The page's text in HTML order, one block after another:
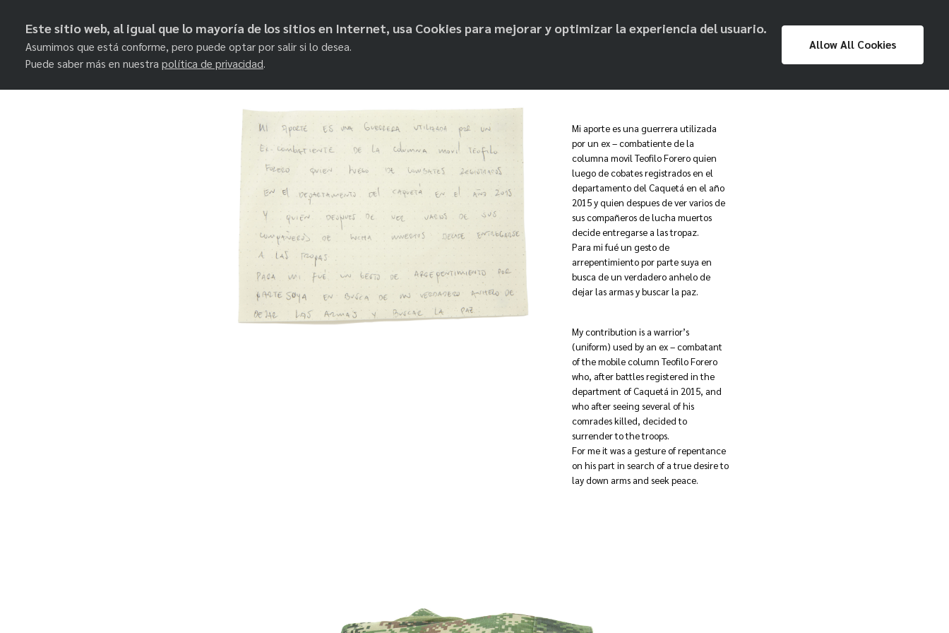
objetos de paz Proyecto Prensa
Exposiciones
Museo Nacional
Mi aporte es una guerrera utilizada
por un ex – combatiente de la
columna movil Teofilo Forero quien
luego de cobates registrados en el
departamento del Caquetá en el año
2015 y quien despues de ver varios de
sus compañeros de lucha muertos
decide entregarse a las tropaz.
Para mi fué un gesto de
arrepentimiento por parte suya en
busca de un verdadero anhelo de
dejar las armas y buscar la paz.
My contribution is a warrior’s
(uniform) used by an ex – combatant
of the mobile column Teofilo Forero
who, after battles registered in the
department of Caquetá in 2015, and
who after seeing several of his
comrades killed, decided to
surrender to the troops.
For me it was a gesture of repentance
on his part in search of a true desire to
lay down arms and seek peace.
Este sitio web, al igual que lo mayoría de los sitios en Internet, usa Cookies para mejorar y optimizar la experiencia del usuario.
Asumimos que está conforme, pero puede optar por salir si lo desea.
Puede saber más en nuestra política de privacidad.
Allow All Cookies